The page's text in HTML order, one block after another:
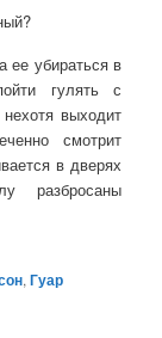
ее убираться в
гулять с
выходит
смотрит
в дверях
разбросаны
,Гуар